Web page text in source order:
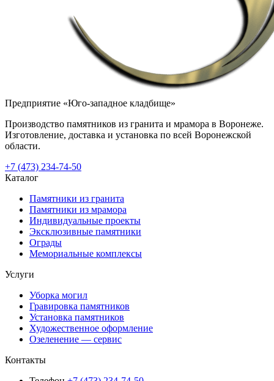
Предприятие «Юго-западное кладбище»
Производство памятников из гранита и мрамора в Воронеже.
Изготовление, доставка и установка по всей Воронежской
области.
+7 (473) 234-74-50
Каталог
Памятники из гранита
Памятники из мрамора
Индивидуальные проекты
Эксклюзивные памятники
Ограды
Мемориальные комплексы
Услуги
Уборка могил
Гравировка памятников
Установка памятников
Художественное оформление
Озеленение — сервис
Контакты